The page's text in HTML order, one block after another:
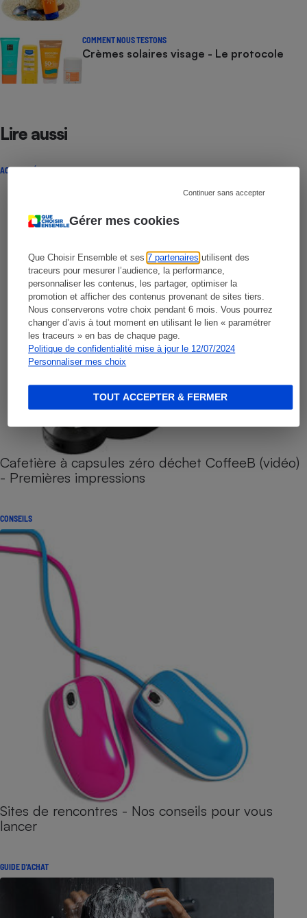
Gérer mes cookies
Que Choisir Ensemble et ses7 partenaires utilisent des
traceurs pour mesurer l’audience, la performance,
personnaliser les contenus, les partager, optimiser la
promotion et afficher des contenus provenant de sites tiers.
Nous conserverons votre choix pendant 6 mois. Vous pourrez
changer d’avis à tout moment en utilisant le lien « paramétrer
les traceurs » en bas de chaque page.
Politique de confidentialité mise à jour le 12/07/2024
Personnaliser mes choix
Continuer sans accepter
TOUT ACCEPTER & FERMER
COMMENT NOUS TESTONS
Crèmes solaires visage - Le protocole
Lire aussi
ACTUALITÉ
Cafetière à capsules zéro déchet CoffeeB (vidéo)
- Premières impressions
CONSEILS
Sites de rencontres - Nos conseils pour vous
lancer
GUIDE D'ACHAT